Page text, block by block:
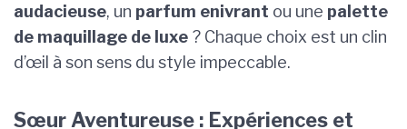
audacieuse, un parfum enivrant ou une palette
de maquillage de luxe ? Chaque choix est un clin
d’œil à son sens du style impeccable.
Sœur Aventureuse : Expériences et